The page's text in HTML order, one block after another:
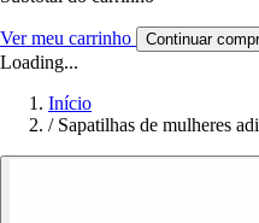
Ver meu carrinho Continuar
Loading...
Início
/ Sapatilhas de mulheres